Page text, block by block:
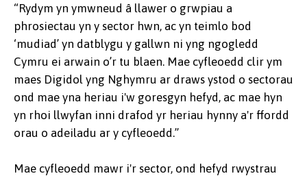
“Rydym yn ymwneud â llawer o grwpiau a
phrosiectau yn y sector hwn, ac yn teimlo bod
‘mudiad’ yn datblygu y gallwn ni yng ngogledd
Cymru ei arwain o’r tu blaen. Mae cyfleoedd clir ym
maes Digidol yng Nghymru ar draws ystod o sectorau
ond mae yna heriau i'w goresgyn hefyd, ac mae hyn
yn rhoi llwyfan inni drafod yr heriau hynny a'r ffordd
orau o adeiladu ar y cyfleoedd.”
Mae cyfleoedd mawr i'r sector, ond hefyd rwystrau